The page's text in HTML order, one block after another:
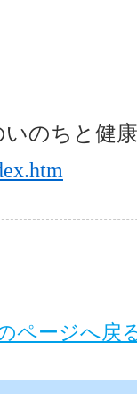
のちと健
ページへ戻